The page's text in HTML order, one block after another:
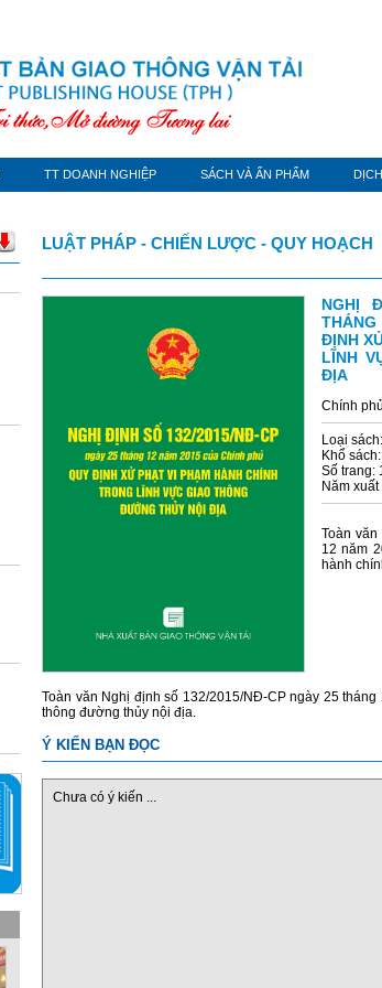
TT DOANH NGHIỆP SÁCH VÀ ẤN PHẨM
LUẬT PHÁP - CHIẾN LƯỢC - QUY HOẠCH
NGHỊ
ĐỊNH
LĨNH
ĐỊA
Chính phủ
Loại
Khổ
Số trang:
Năm
Toàn
12 năm
hành
Toàn văn Nghị định số 132/2015/NĐ-CP ngày 25
thông đường thủy nội địa.
Ý KIẾN BẠN ĐỌC
Chưa có ý kiến ...